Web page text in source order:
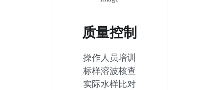
质量控制
操作人员培训
标样溶波核查
实际水样比对